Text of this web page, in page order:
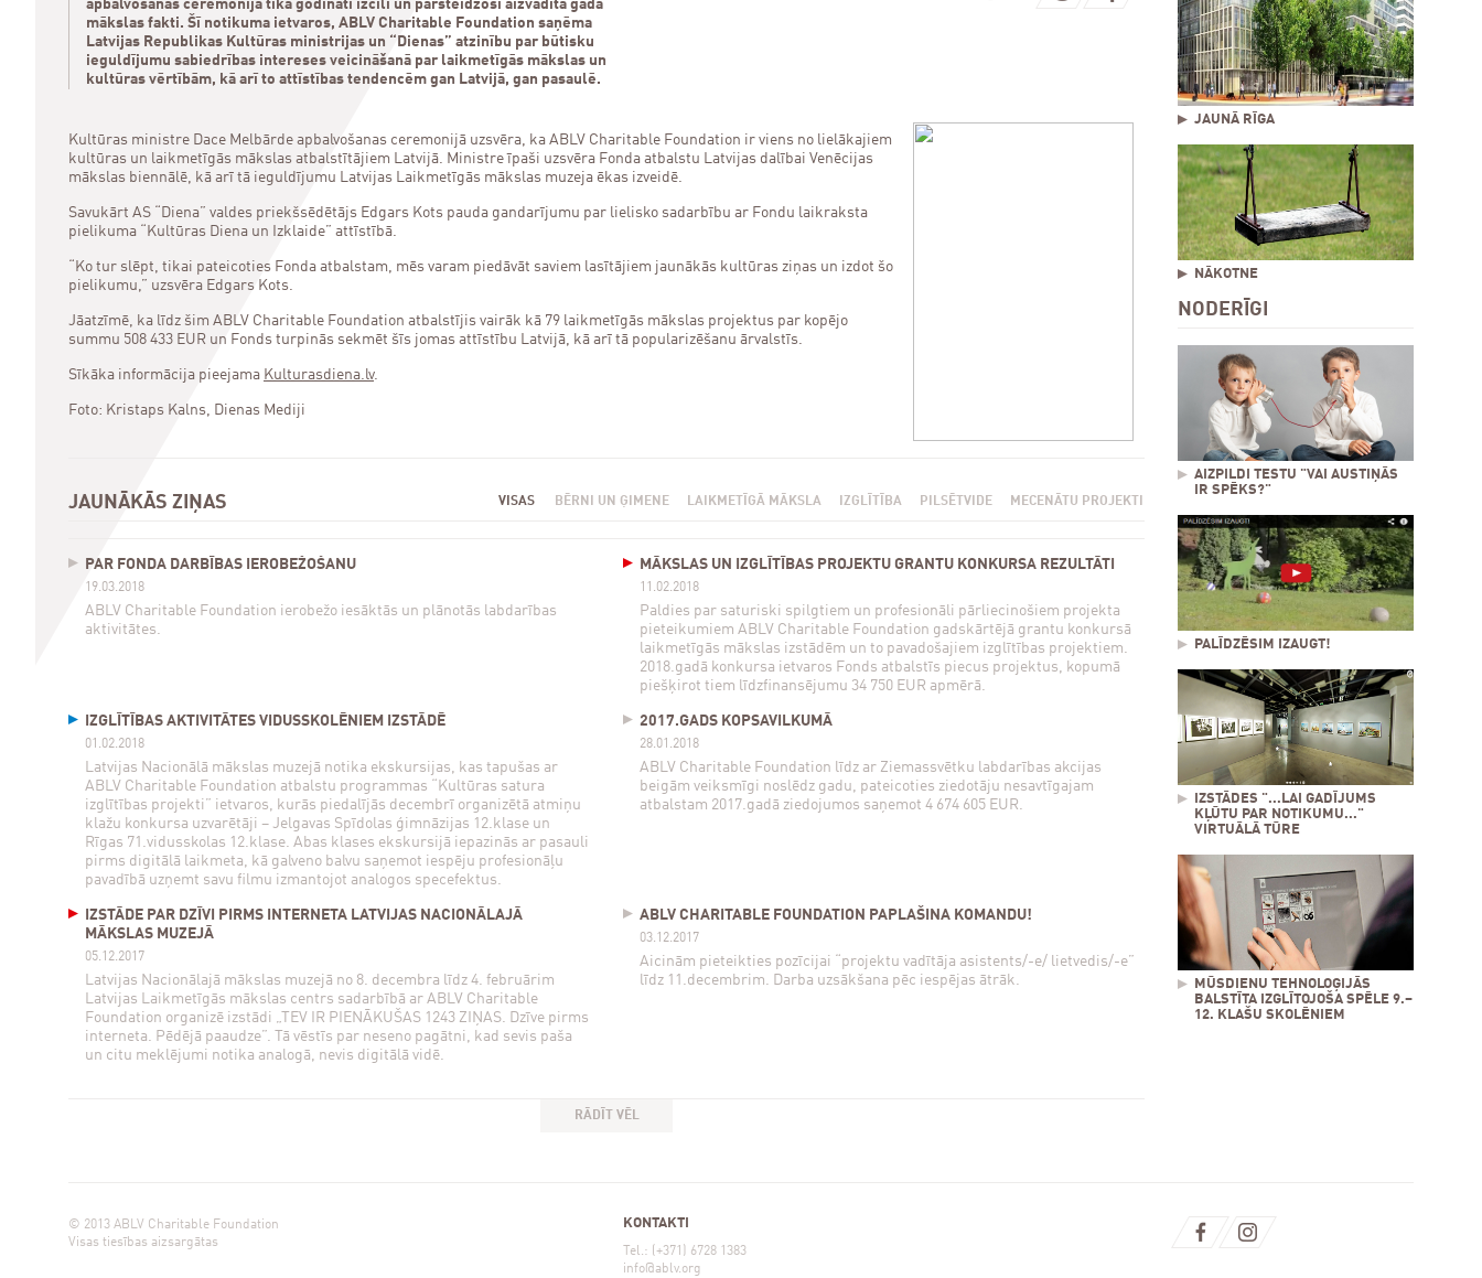
JAUNĀ RĪGA
NĀKOTNE
NODERĪGI
AIZPILDI TESTU "VAI AUSTIŅĀS
IR SPĒKS?"
PALĪDZĒSIM IZAUGT!
IZSTĀDES "...LAI GADĪJUMS
KĻŪTU PAR NOTIKUMU..."
VIRTUĀLĀ TŪRE
MŪSDIENU TEHNOLOĢIJĀS
BALSTĪTA IZGLĪTOJOŠA SPĒLE 9.–
12. KLAŠU SKOLĒNIEM
apbalvošanas ceremonijā tika godināti izcili un pārsteidzoši aizvadītā gada
mākslas fakti. Šī notikuma ietvaros, ABLV Charitable Foundation saņēma
Latvijas Republikas Kultūras ministrijas un “Dienas” atzinību par būtisku
ieguldījumu sabiedrības intereses veicināšanā par laikmetīgās mākslas un
kultūras vērtībām, kā arī to attīstības tendencēm gan Latvijā, gan pasaulē.
Kultūras ministre Dace Melbārde apbalvošanas ceremonijā uzsvēra, ka ABLV Charitable Foundation ir viens no lielākajiem
kultūras un laikmetīgās mākslas atbalstītājiem Latvijā. Ministre īpaši uzsvēra Fonda atbalstu Latvijas dalībai Venēcijas
mākslas biennālē, kā arī tā ieguldījumu Latvijas Laikmetīgās mākslas muzeja ēkas izveidē.
Savukārt AS “Diena” valdes priekšsēdētājs Edgars Kots pauda gandarījumu par lielisko sadarbību ar Fondu laikraksta
pielikuma “Kultūras Diena un Izklaide” attīstībā.
“Ko tur slēpt, tikai pateicoties Fonda atbalstam, mēs varam piedāvāt saviem lasītājiem jaunākās kultūras ziņas un izdot šo
pielikumu,” uzsvēra Edgars Kots.
Jāatzīmē, ka līdz šim ABLV Charitable Foundation atbalstījis vairāk kā 79 laikmetīgās mākslas projektus par kopējo
summu 508 433 EUR un Fonds turpinās sekmēt šīs jomas attīstību Latvijā, kā arī tā popularizēšanu ārvalstīs.
Sīkāka informācija pieejama Kulturasdiena.lv.
Foto: Kristaps Kalns, Dienas Mediji
JAUNĀKĀS ZIŅAS VISAS BĒRNI UN ĢIMENE LAIKMETĪGĀ MĀKSLA IZGLĪTĪBA PILSĒTVIDE MECENĀTU PROJEKTI
PAR FONDA DARBĪBAS IEROBEŽOŠANU
19.03.2018
ABLV Charitable Foundation ierobežo iesāktās un plānotās labdarības
aktivitātes.
MĀKSLAS UN IZGLĪTĪBAS PROJEKTU GRANTU KONKURSA REZULTĀTI
11.02.2018
Paldies par saturiski spilgtiem un profesionāli pārliecinošiem projekta
pieteikumiem ABLV Charitable Foundation gadskārtējā grantu konkursā
laikmetīgās mākslas izstādēm un to pavadošajiem izglītības projektiem.
2018.gadā konkursa ietvaros Fonds atbalstīs piecus projektus, kopumā
piešķirot tiem līdzfinansējumu 34 750 EUR apmērā.
IZGLĪTĪBAS AKTIVITĀTES VIDUSSKOLĒNIEM IZSTĀDĒ
01.02.2018
Latvijas Nacionālā mākslas muzejā notika ekskursijas, kas tapušas ar
ABLV Charitable Foundation atbalstu programmas “Kultūras satura
izglītības projekti” ietvaros, kurās piedalījās decembrī organizētā atmiņu
klažu konkursa uzvarētāji – Jelgavas Spīdolas ģimnāzijas 12.klase un
Rīgas 71.vidusskolas 12.klase. Abas klases ekskursijā iepazinās ar pasauli
pirms digitālā laikmeta, kā galveno balvu saņemot iespēju profesionāļu
pavadībā uzņemt savu filmu izmantojot analogos specefektus.
2017.GADS KOPSAVILKUMĀ
28.01.2018
ABLV Charitable Foundation līdz ar Ziemassvētku labdarības akcijas
beigām veiksmīgi noslēdz gadu, pateicoties ziedotāju nesavtīgajam
atbalstam 2017.gadā ziedojumos saņemot 4 674 605 EUR.
IZSTĀDE PAR DZĪVI PIRMS INTERNETA LATVIJAS NACIONĀLAJĀ
MĀKSLAS MUZEJĀ
05.12.2017
Latvijas Nacionālajā mākslas muzejā no 8. decembra līdz 4. februārim
Latvijas Laikmetīgās mākslas centrs sadarbībā ar ABLV Charitable
Foundation organizē izstādi „TEV IR PIENĀKUŠAS 1243 ZIŅAS. Dzīve pirms
interneta. Pēdējā paaudze”. Tā vēstīs par neseno pagātni, kad sevis paša
un citu meklējumi notika analogā, nevis digitālā vidē.
ABLV CHARITABLE FOUNDATION PAPLAŠINA KOMANDU!
03.12.2017
Aicinām pieteikties pozīcijai “projektu vadītāja asistents/-e/ lietvedis/-e”
līdz 11.decembrim. Darba uzsākšana pēc iespējas ātrāk.
RĀDĪT VĒL
© 2013 ABLV Charitable Foundation
Visas tiesības aizsargātas
KONTAKTI
Tel.: (+371) 6728 1383
info@ablv.org